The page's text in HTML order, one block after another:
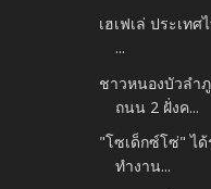
เฮเฟเล่ ประเท
...
ชาวหนองบัวลำ
ถนน 2 ฝั่งค...
"โซเด็กซ์โซ่" ได้
ทำงาน...